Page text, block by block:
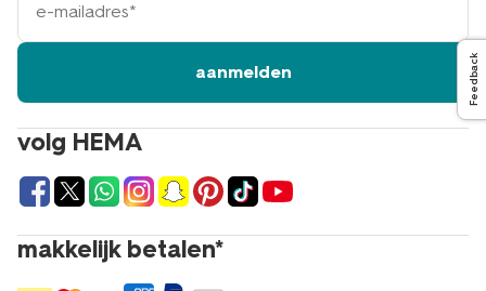
volg HEMA
makkelijk betalen*
mailadres
aanmelden Feedback